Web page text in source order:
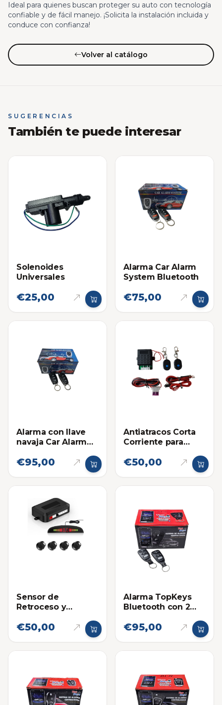
Ideal para quienes buscan proteger su auto con tecnología
confiable y de fácil manejo. ¡Solicita la instalación incluida y
conduce con confianza!
Volver al catálogo
SUGERENCIAS
También te puede interesar
Solenoides
Universales
€25,00
Alarma Car Alarm
System Bluetooth
€75,00
Alarma con llave
navaja Car Alarm
€95,00
Antiatracos Corta
Corriente para
€50,00
Sensor de
Retroceso y
€50,00
Alarma TopKeys
Bluetooth con 2
€95,00